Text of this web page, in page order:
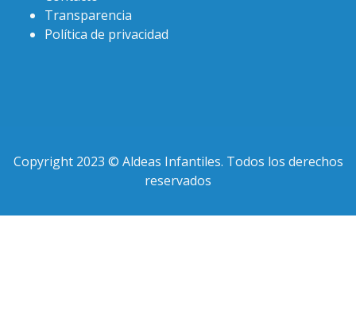
Transparencia
Política de privacidad
Copyright 2023 © Aldeas Infantiles. Todos los derechos
reservados